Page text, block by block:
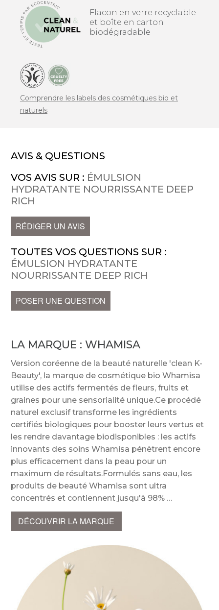
Flacon en verre recyclable
et boîte en carton
biodégradable
Comprendre les labels des cosmétiques bio et
naturels
AVIS & QUESTIONS
VOS AVIS SUR : ÉMULSION
HYDRATANTE NOURRISSANTE DEEP
RICH
RÉDIGER UN AVIS
TOUTES VOS QUESTIONS SUR :
ÉMULSION HYDRATANTE
NOURRISSANTE DEEP RICH
POSER UNE QUESTION
LA MARQUE :WHAMISA
Version coréenne de la beauté naturelle 'clean K-
Beauty', la marque de cosmétique bio Whamisa
utilise des actifs fermentés de fleurs, fruits et
graines pour une sensorialité unique.Ce procédé
naturel exclusif transforme les ingrédients
certifiés biologiques pour booster leurs vertus et
les rendre davantage biodisponibles : les actifs
innovants des soins Whamisa pénètrent encore
plus efficacement dans la peau pour un
maximum de résultats.Formulés sans eau, les
produits de beauté Whamisa sont ultra
concentrés et contiennent jusqu'à 98%
DÉCOUVRIR LA MARQUE